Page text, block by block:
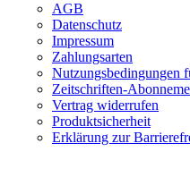
AGB
Datenschutz
Impressum
Zahlungsarten
Nutzungsbedingungen
Zeitschriften-
Vertrag widerrufen
Produktsicherheit
Erklärung zur